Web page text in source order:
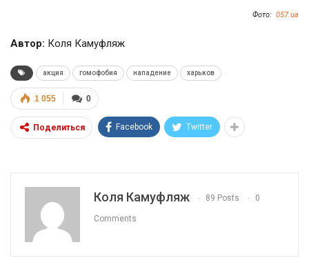
Фото: 057.ua
Автор: Коля Камуфляж
акция гомофобия нападение харьков
0
1 055
Поделиться Facebook Twitter
Коля Камуфляж 89 Posts 0
Comments